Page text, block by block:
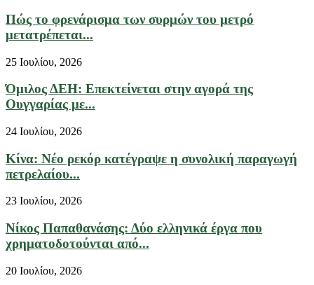
Πώς το φρενάρισμα των συρμών του μετρό
μετατρέπεται...
25 Ιουλίου, 2026
Όμιλος ΔΕΗ: Επεκτείνεται στην αγορά της
Ουγγαρίας με...
24 Ιουλίου, 2026
Κίνα: Νέο ρεκόρ κατέγραψε η συνολική παραγωγή
πετρελαίου...
23 Ιουλίου, 2026
Νίκος Παπαθανάσης: Δύο ελληνικά έργα που
χρηματοδοτούνται από...
20 Ιουλίου, 2026